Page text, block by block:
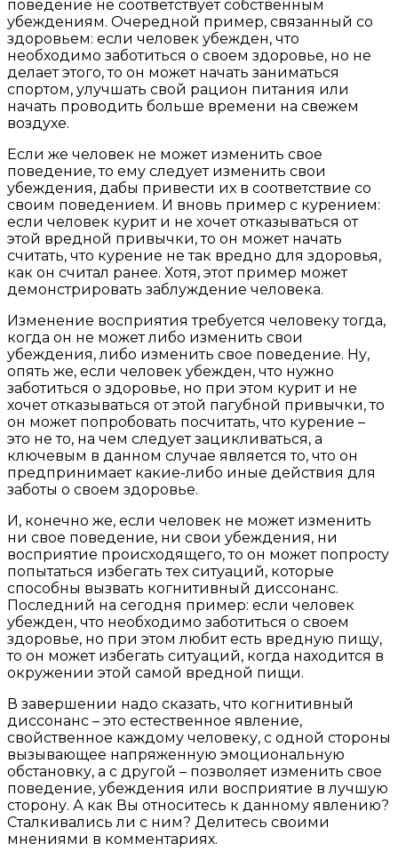
поведение не соответствует собственным
убеждениям. Очередной пример, связанный со
здоровьем: если человек убежден, что
необходимо заботиться о своем здоровье, но не
делает этого, то он может начать заниматься
спортом, улучшать свой рацион питания или
начать проводить больше времени на свежем
воздухе.
Если же человек не может изменить свое
поведение, то ему следует изменить свои
убеждения, дабы привести их в соответствие со
своим поведением. И вновь пример с курением:
если человек курит и не хочет отказываться от
этой вредной привычки, то он может начать
считать, что курение не так вредно для здоровья,
как он считал ранее. Хотя, этот пример может
демонстрировать заблуждение человека.
Изменение восприятия требуется человеку тогда,
когда он не может либо изменить свои
убеждения, либо изменить свое поведение. Ну,
опять же, если человек убежден, что нужно
заботиться о здоровье, но при этом курит и не
хочет отказываться от этой пагубной привычки, то
он может попробовать посчитать, что курение –
это не то, на чем следует зацикливаться, а
ключевым в данном случае является то, что он
предпринимает какие-либо иные действия для
заботы о своем здоровье.
И, конечно же, если человек не может изменить
ни свое поведение, ни свои убеждения, ни
восприятие происходящего, то он может попросту
попытаться избегать тех ситуаций, которые
способны вызвать когнитивный диссонанс.
Последний на сегодня пример: если человек
убежден, что необходимо заботиться о своем
здоровье, но при этом любит есть вредную пищу,
то он может избегать ситуаций, когда находится в
окружении этой самой вредной пищи.
В завершении надо сказать, что когнитивный
диссонанс – это естественное явление,
свойственное каждому человеку, с одной стороны
вызывающее напряженную эмоциональную
обстановку, а с другой – позволяет изменить свое
поведение, убеждения или восприятие в лучшую
сторону. А как Вы относитесь к данному явлению?
Сталкивались ли с ним? Делитесь своими
мнениями в комментариях.